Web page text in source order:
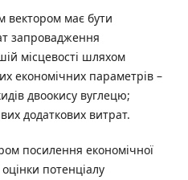
має бути
запровадження
місцевості шляхом
економічних параметрів –
двоокису вуглецю;
додаткових витрат.
посилення економічної
потенціалу